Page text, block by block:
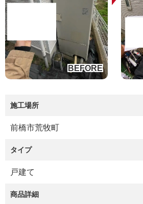
施工場所
前橋市荒牧町
タイプ
戸建て
商品詳細